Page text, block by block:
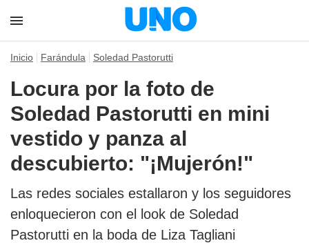
Inicio Farándula Soledad Pastorutti
Locura por la foto de
Soledad Pastorutti en mini
vestido y panza al
descubierto: "¡Mujerón!"
Las redes sociales estallaron y los seguidores
enloquecieron con el look de Soledad
Pastorutti en la boda de Liza Tagliani